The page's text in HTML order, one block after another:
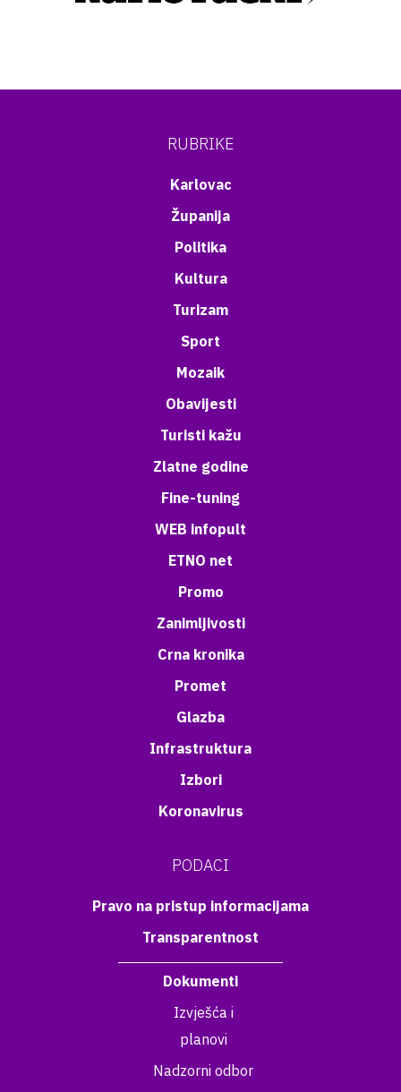
RUBRIKE
Karlovac
Županija
Politika
Kultura
Turizam
Sport
Mozaik
Obavijesti
Turisti kažu
Zlatne godine
Fine-tuning
WEB infopult
ETNO net
Promo
Zanimljivosti
Crna kronika
Promet
Glazba
Infrastruktura
Izbori
Koronavirus
PODACI
Pravo na pristup informacijama
Transparentnost
Dokumenti
Izvješća i
planovi
Nadzorni odbor